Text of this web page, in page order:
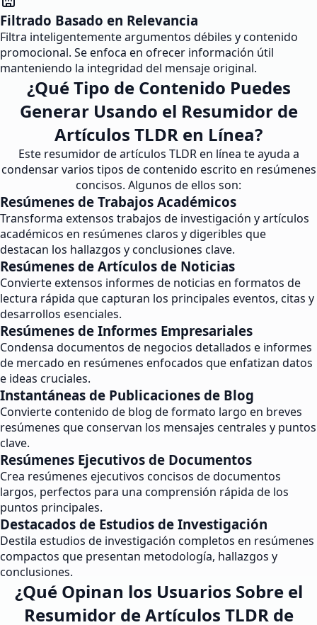
Filtrado Basado en Relevancia
Filtra inteligentemente argumentos débiles y contenido
promocional. Se enfoca en ofrecer información útil
manteniendo la integridad del mensaje original.
¿Qué Tipo de Contenido Puedes
Generar Usando el Resumidor de
Artículos TLDR en Línea?
Este resumidor de artículos TLDR en línea te ayuda a
condensar varios tipos de contenido escrito en resúmenes
concisos. Algunos de ellos son:
Resúmenes de Trabajos Académicos
Transforma extensos trabajos de investigación y artículos
académicos en resúmenes claros y digeribles que
destacan los hallazgos y conclusiones clave.
Resúmenes de Artículos de Noticias
Convierte extensos informes de noticias en formatos de
lectura rápida que capturan los principales eventos, citas y
desarrollos esenciales.
Resúmenes de Informes Empresariales
Condensa documentos de negocios detallados e informes
de mercado en resúmenes enfocados que enfatizan datos
e ideas cruciales.
Instantáneas de Publicaciones de Blog
Convierte contenido de blog de formato largo en breves
resúmenes que conservan los mensajes centrales y puntos
clave.
Resúmenes Ejecutivos de Documentos
Crea resúmenes ejecutivos concisos de documentos
largos, perfectos para una comprensión rápida de los
puntos principales.
Destacados de Estudios de Investigación
Destila estudios de investigación completos en resúmenes
compactos que presentan metodología, hallazgos y
conclusiones.
¿Qué Opinan los Usuarios Sobre el
Resumidor de Artículos TLDR de